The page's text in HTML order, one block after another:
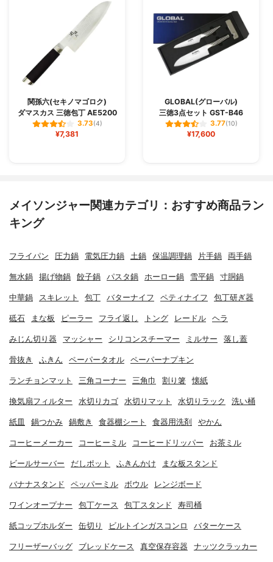
関孫六(セキノマゴロク)
ダマスカス 三徳包丁 AE5200
3.73(4)
¥7,381
GLOBAL(グローバル)
三徳3点セット GST-B46
3.77(10)
¥17,600
メイソンジャー関連カテゴリ：おすすめ商品ラン
キング
フライパン 圧力鍋 電気圧力鍋 土鍋 保温調理鍋 片手鍋 両手鍋
無水鍋 揚げ物鍋 餃子鍋 パスタ鍋 ホーロー鍋 雪平鍋 寸胴鍋
中華鍋 スキレット 包丁 バターナイフ ペティナイフ 包丁研ぎ器
砥石 まな板 ピーラー フライ返し トング レードル ヘラ
みじん切り器 マッシャー シリコンスチーマー ミルサー 落し蓋
骨抜き ふきん ペーパータオル ペーパーナプキン
ランチョンマット 三角コーナー 三角巾 割り箸 懐紙
換気扇フィルター 水切りカゴ 水切りマット 水切りラック 洗い桶
紙皿 鍋つかみ 鍋敷き 食器棚シート 食器用洗剤 やかん
コーヒーメーカー コーヒーミル コーヒードリッパー お茶ミル
ビールサーバー だしポット ふきんかけ まな板スタンド
バナナスタンド ペッパーミル ボウル レンジボード
ワインオープナー 包丁ケース 包丁スタンド 寿司桶
紙コップホルダー 缶切り ビルトインガスコンロ バターケース
フリーザーバッグ ブレッドケース 真空保存容器 ナッツクラッカー